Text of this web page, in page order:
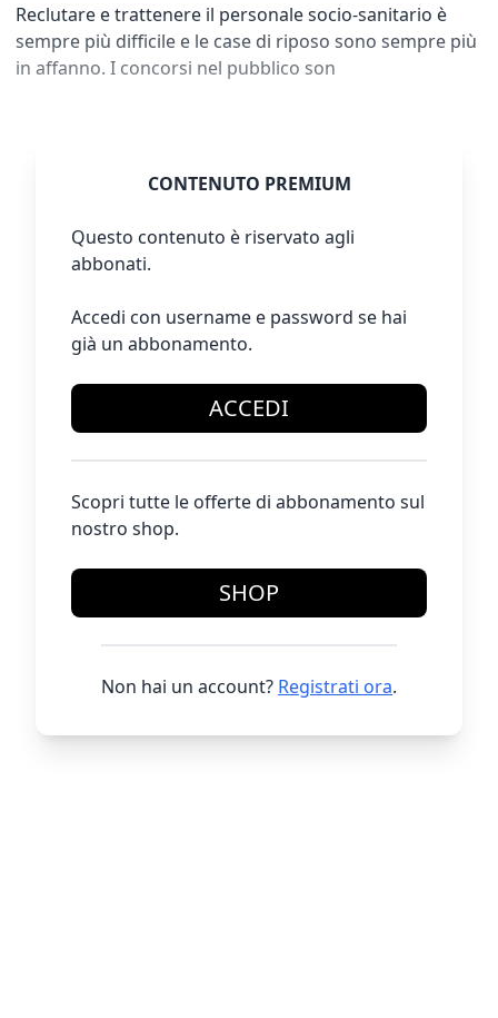
Reclutare e trattenere il personale socio-sanitario è
sempre più difficile e le case di riposo sono sempre più
in affanno. I concorsi nel pubblico son
CONTENUTO PREMIUM
Questo contenuto è riservato agli
abbonati.
Accedi con username e password se hai
già un abbonamento.
ACCEDI
Scopri tutte le offerte di abbonamento sul
nostro shop.
SHOP
Non hai un account? Registrati ora.